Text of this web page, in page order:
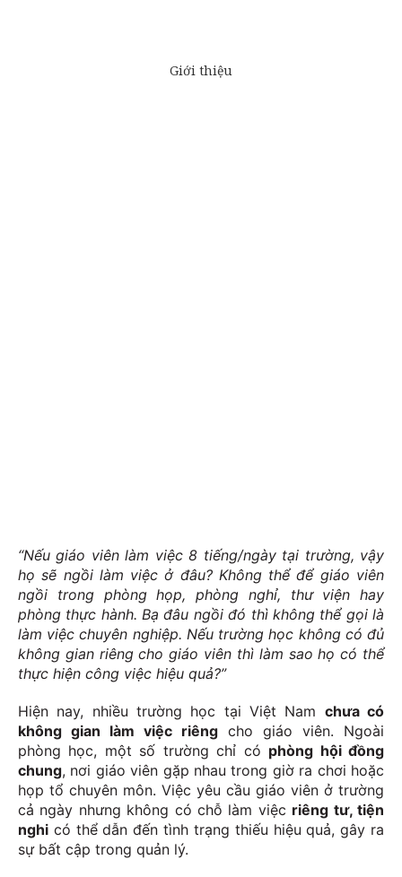
“Nếu giáo viên làm việc 8 tiếng/ngày tại trường, vậy
họ sẽ ngồi làm việc ở đâu? Không thể để giáo viên
ngồi trong phòng họp, phòng nghỉ, thư viện hay
phòng thực hành. Bạ đâu ngồi đó thì không thể gọi là
làm việc chuyên nghiệp. Nếu trường học không có đủ
không gian riêng cho giáo viên thì làm sao họ có thể
thực hiện công việc hiệu quả?”
Hiện nay, nhiều trường học tại Việt Nam chưa có
không gian làm việc riêng cho giáo viên. Ngoài
phòng học, một số trường chỉ có phòng hội đồng
chung, nơi giáo viên gặp nhau trong giờ ra chơi hoặc
họp tổ chuyên môn. Việc yêu cầu giáo viên ở trường
cả ngày nhưng không có chỗ làm việc riêng tư, tiện
nghi có thể dẫn đến tình trạng thiếu hiệu quả, gây ra
sự bất cập trong quản lý.